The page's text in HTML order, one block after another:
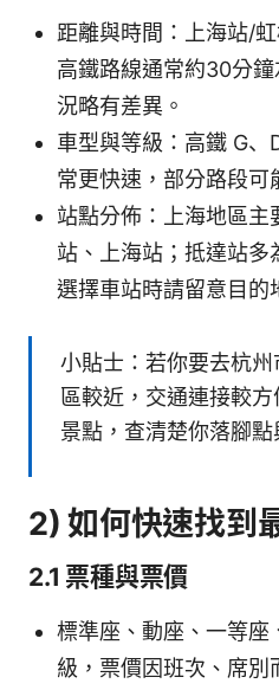
距離與時間：上海站/
高鐵路線通常約30分
況略有差異。
車型與等級：高鐵 G、
常更快速，部分路段可
站點分佈：上海地區主
站、上海站；抵達站多
選擇車站時請留意目的
小貼士：若你要去杭
區較近，交通連接較
景點，查清楚你落腳
2) 如何快速找到
2.1 票種與票價
標準座、動座、一等座
級，票價因班次、席別